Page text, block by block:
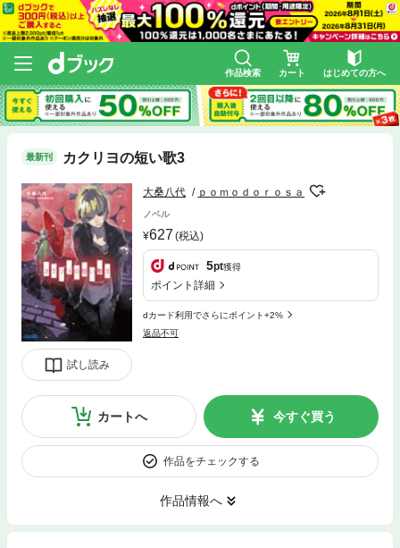
作品検索 カート はじめての方へ
最新刊 カクリヨの短い歌3
試し読み
大桑八代 ｐｏｍｏｄｏｒｏｓａ
ノベル
627 (税込)
5pt獲得
ポイント詳細
dカード利用でさらにポイント+2%
返品不可
カートへ 今すぐ買う
作品をチェックする
作品情報へ